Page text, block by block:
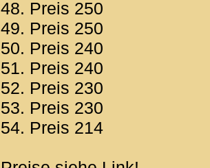
48. Preis 250
49. Preis 250
50. Preis 240
51. Preis 240
52. Preis 230
53. Preis 230
54. Preis 214